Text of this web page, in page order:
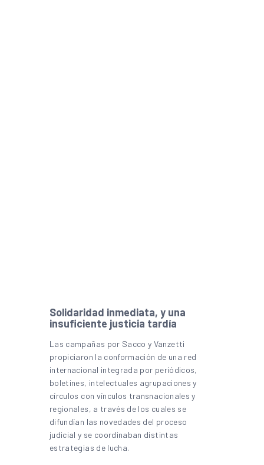
Solidaridad inmediata, y una
insuficiente justicia tardía
Las campañas por Sacco y Vanzetti
propiciaron la conformación de una red
internacional integrada por periódicos,
boletines, intelectuales agrupaciones y
círculos con vínculos transnacionales y
regionales, a través de los cuales se
difundían las novedades del proceso
judicial y se coordinaban distintas
estrategias de lucha.